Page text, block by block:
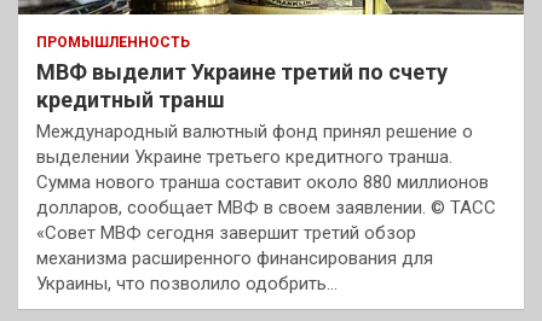
ПРОМЫШЛЕННОСТЬ
МВФ выделит Украине третий по счету
кредитный транш
Международный валютный фонд принял решение о
выделении Украине третьего кредитного транша.
Сумма нового транша составит около 880 миллионов
долларов, сообщает МВФ в своем заявлении. © ТАСС
«Совет МВФ сегодня завершит третий обзор
механизма расширенного финансирования для
Украины, что позволило одобрить…